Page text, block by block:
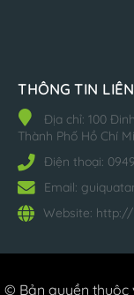
THÔNG TIN
Địa chỉ: 100
Thành Phố Hồ Chí
Điện thoại:
Email:
Website: http://
© Bản quyền thuộc